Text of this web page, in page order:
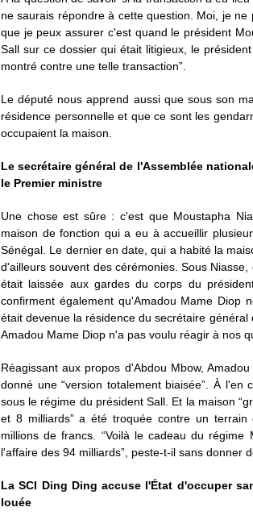
ne saurais répondre à cette question. Moi, je
que je peux assurer c'est quand le président
Sall sur ce dossier qui était litigieux, le
montré contre une telle transaction”.
Le député nous apprend aussi que sous son
résidence personnelle et que ce sont les
occupaient la maison.
Le secrétaire général de l'Assemblée
le Premier ministre
Une chose est sûre : c'est que Moustapha
maison de fonction qui a eu à accueillir
Sénégal. Le dernier en date, qui a habité la
d'ailleurs souvent des cérémonies. Sous
était laissée aux gardes du corps du
confirment également qu'Amadou Mame Diop
était devenue la résidence du secrétaire général
Amadou Mame Diop n'a pas voulu réagir à nos
Réagissant aux propos d'Abdou Mbow,
donné une “version totalement biaisée”. À
sous le régime du président Sall. Et la maison
et 8 milliards” a été troquée contre un
millions de francs. “Voilà le cadeau du
l'affaire des 94 milliards”, peste-t-il sans donner
La SCI Ding Ding accuse l'État d'occuper
louée